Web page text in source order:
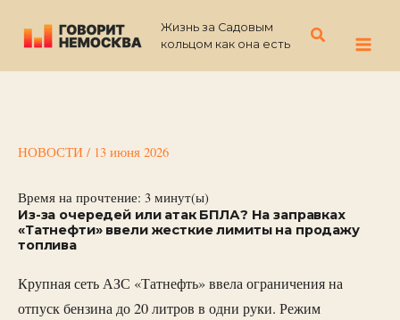
содержимому
Жизнь за Садовым
кольцом как она есть
Поиск
НОВОСТИ / 13 июня 2026
Время на прочтение: 3 минут(ы)
Из-за очередей или атак БПЛА? На заправках
«Татнефти» ввели жесткие лимиты на продажу
топлива
Крупная сеть АЗС «Татнефть» ввела ограничения на
отпуск бензина до 20 литров в одни руки. Режим